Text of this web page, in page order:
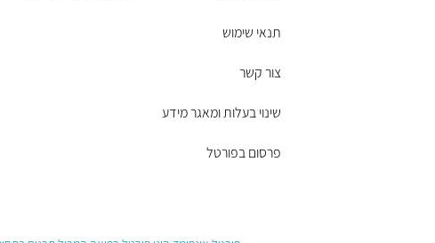
תנאי שימוש
צור קשר
שינוי בעלות ומאגר מידע
פרסום בפורטל